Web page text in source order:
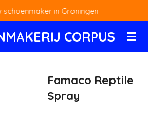
CORPUS
schoenmaker in Groningen
Famaco Reptile
Spray